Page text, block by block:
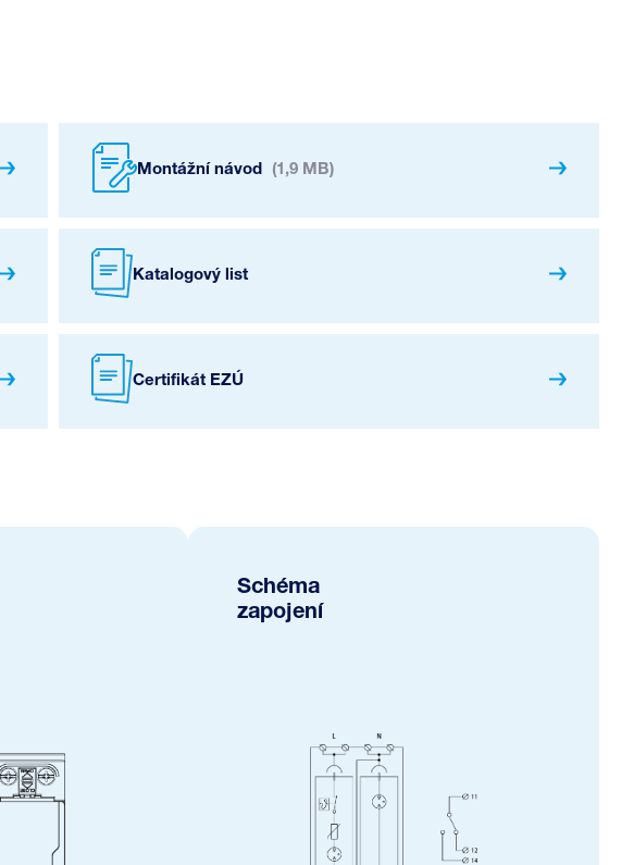
Montážní návod (1,9 MB)
Katalogový list
Certifikát EZÚ
Schéma
zapojení